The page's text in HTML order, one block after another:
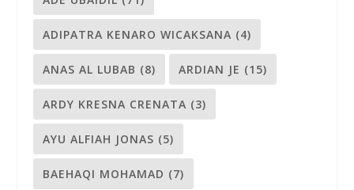
ADIPATRA KENARO WICAKSANA (4)
ANAS AL LUBAB (8) ARDIAN JE (15)
ARDY KRESNA CRENATA (3)
AYU ALFIAH JONAS (5)
BAEHAQI MOHAMAD (7)